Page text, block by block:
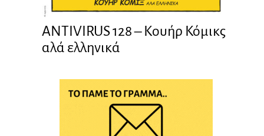
ANTIVIRUS 128 – Kουήρ Κόμικς
αλά ελληνικά